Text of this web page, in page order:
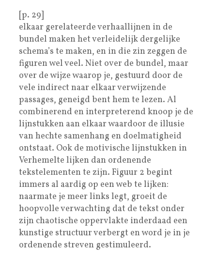
[p. 29]
elkaar gerelateerde verhaallijnen in de
bundel maken het verleidelijk dergelijke
schema’s te maken, en in die zin zeggen de
figuren wel veel. Niet over de bundel, maar
over de wijze waarop je, gestuurd door de
vele indirect naar elkaar verwijzende
passages, geneigd bent hem te lezen. Al
combinerend en interpreterend knoop je de
lijnstukken aan elkaar waardoor de illusie
van hechte samenhang en doelmatigheid
ontstaat. Ook de motivische lijnstukken in
Verhemelte lijken dan ordenende
tekstelementen te zijn. Figuur 2 begint
immers al aardig op een web te lijken:
naarmate je meer links legt, groeit de
hoopvolle verwachting dat de tekst onder
zijn chaotische oppervlakte inderdaad een
kunstige structuur verbergt en word je in je
ordenende streven gestimuleerd.